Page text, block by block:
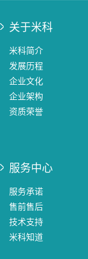
关于米科
米科简介
发展历程
企业文化
企业架构
资质荣誉
服务中心
服务承诺
售前售后
技术支持
米科知道